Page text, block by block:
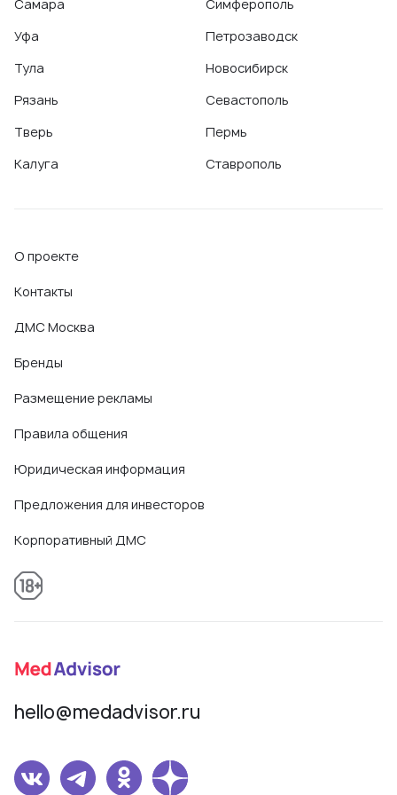
селезенки)
УЗИ поджелудочной железы,УЗИ селезенки
УЗИ сосудов верхних и нижних конечностей,УЗИ сосудов
Эхокардиография (ЭХО-КГ)
Самара
Уфа
Тула
Рязань
Тверь
Калуга
Симферополь
Петрозаводск
Новосибирск
Севастополь
Пермь
Ставрополь
О проекте
Контакты
ДМС Москва
Бренды
Размещение рекламы
Правила общения
Юридическая информация
Предложения для инвесторов
Корпоративный ДМС
hello@medadvisor.ru